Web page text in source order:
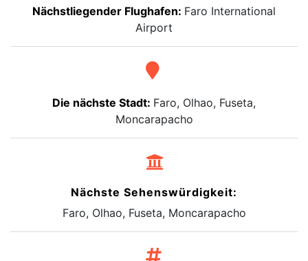
Nächstliegender Flughafen: Faro International
Airport
Die nächste Stadt: Faro, Olhao, Fuseta,
Moncarapacho
Nächste Sehenswürdigkeit:
Faro, Olhao, Fuseta, Moncarapacho